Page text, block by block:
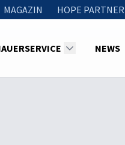
MAGAZIN HOPE PARTNER
NEWS